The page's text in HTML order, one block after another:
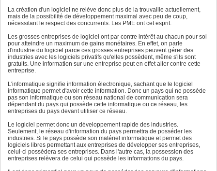
La création d'un logiciel ne relève donc plus de la trouvaille actuellement,
mais de la possibilité de développement maximal avec peu de coup,
nécessitant le respect des concurrents. Les PME ont cet esprit.
Les grosses entreprises de logiciel ont par contre intérêt au chacun pour soi
pour atteindre un maximum de gains monétaires. En effet, on parle
d'industrie du logiciel parce ces grosses entreprises peuvent gérer des
industries avec les logiciels privatifs qu'elles possèdent, même s'ils sont
gratuits. Une information sur une entreprise peut en effet aller contre cette
entreprise.
L'informatique signifie information électronique, sachant que le logiciel
informatique permet d'avoir cette information. Donc un pays qui ne possède
pas son informatique ou son réseau national de communication sera
dépendant du pays qui possède cette informatique ou ce réseau, les
entreprises du pays devant utiliser ce réseau.
Le logiciel permet donc un développement rapide des industries.
Seulement, le réseau d'information du pays permettra de posséder les
industries. Si le pays possède son matériel informatique et permet des
logiciels libres permettant aux entreprises de développer ses entreprises,
celui-ci possédera ses entreprises. Dans l'autre cas, la possession des
entreprises relèvera de celui qui possède les informations du pays.